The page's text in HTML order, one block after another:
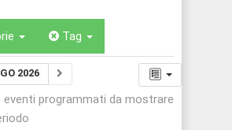
Tag
2026
eventi programmati da mostrare